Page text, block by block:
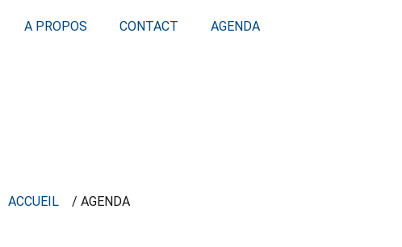
A PROPOS CONTACT AGENDA
ACCUEIL / AGENDA